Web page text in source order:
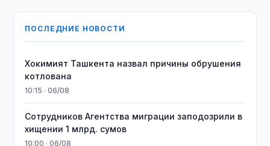
ПОСЛЕДНИЕ НОВОСТИ
Хокимият Ташкента назвал причины обрушения
котлована
10:15 · 06/08
Сотрудников Агентства миграции заподозрили в
хищении 1 млрд. сумов
10:00 · 06/08